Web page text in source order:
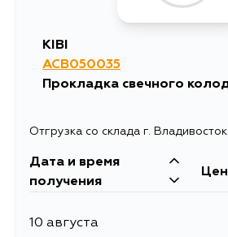
KIBI
ACB050035
Прокладка свечного
Отгрузка со склада г. Владивосток
Дата и время
получения
10 августа